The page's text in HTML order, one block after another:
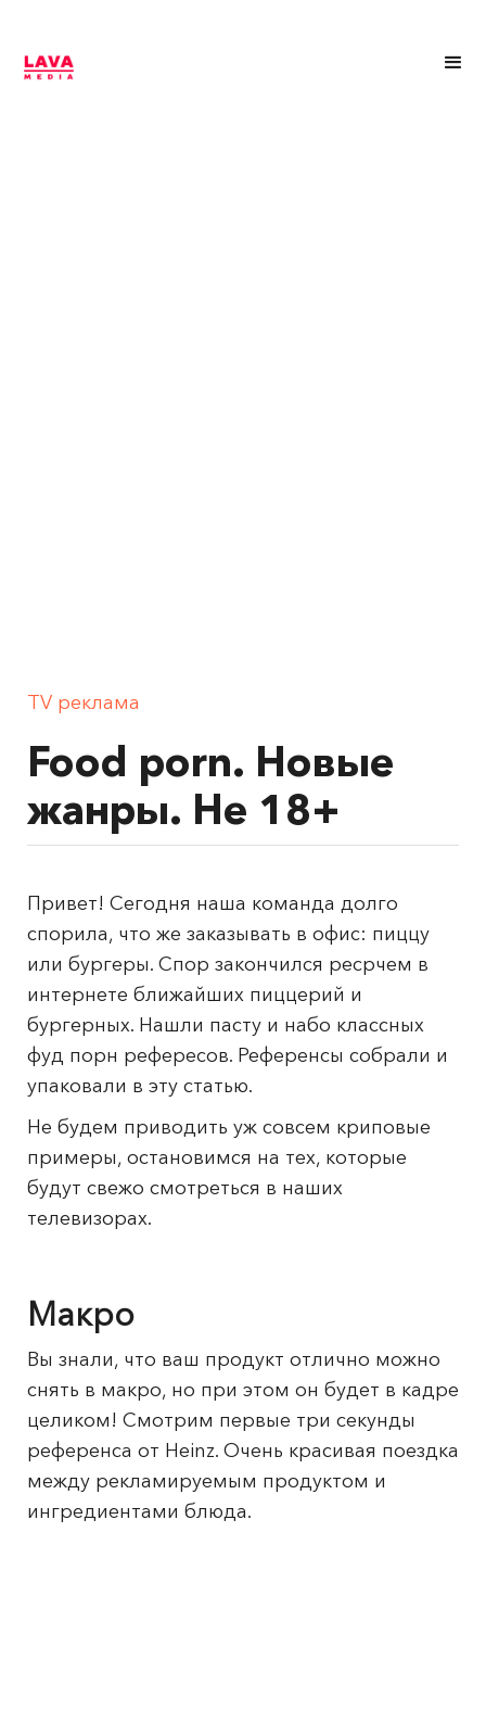
TV реклама
Food porn. Новые
жанры. Не 18+
Привет! Сегодня наша команда долго
спорила, что же заказывать в офис: пиццу
или бургеры. Спор закончился ресрчем в
интернете ближайших пиццерий и
бургерных. Нашли пасту и набо классных
фуд порн рефересов. Референсы собрали и
упаковали в эту статью.
Не будем приводить уж совсем криповые
примеры, остановимся на тех, которые
будут свежо смотреться в наших
телевизорах.
Макро
Вы знали, что ваш продукт отлично можно
снять в макро, но при этом он будет в кадре
целиком! Смотрим первые три секунды
референса от Heinz. Очень красивая поездка
между рекламируемым продуктом и
ингредиентами блюда.